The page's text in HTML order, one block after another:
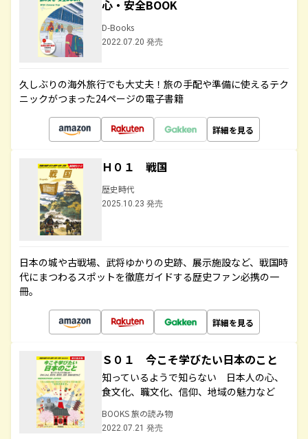
心・安全BOOK
D-Books
2022.07.20 発売
久しぶりの海外旅行でも大丈夫！旅の手配や準備に使えるテク
ニックがつまった24ページの電子書籍
詳細を見る
Ｈ０１ 戦国
歴史時代
2025.10.23 発売
日本の城や古戦場、武将ゆかりの史跡、展示施設など、戦国時
代にまつわるスポットを徹底ガイドする歴史ファン必携の一
冊。
詳細を見る
Ｓ０１ 今こそ学びたい日本のこと
知っているようで知らない 日本人の心、
食文化、職文化、信仰、地域の魅力など
BOOKS 旅の読み物
2022.07.21 発売